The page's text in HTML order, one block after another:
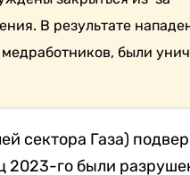
В результате
были
сектора Газа)
2023-го были